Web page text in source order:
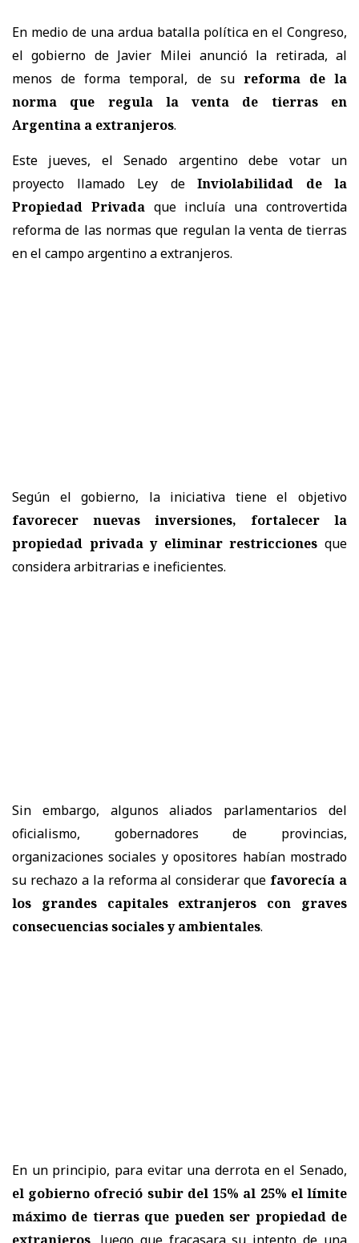
En medio de una ardua batalla política en el Congreso,
el gobierno de Javier Milei anunció la retirada, al
menos de forma temporal, de su reforma de la
norma que regula la venta de tierras en
Argentina a extranjeros.
Este jueves, el Senado argentino debe votar un
proyecto llamado Ley de Inviolabilidad de la
Propiedad Privadaque incluía una controvertida
reforma de las normas que regulan la venta de tierras
en el campo argentino a extranjeros.
Según el gobierno, la iniciativa tiene el objetivo
favorecer nuevas inversiones, fortalecer la
propiedad privada y eliminar restricciones que
considera arbitrarias e ineficientes.
Sin embargo, algunos aliados parlamentarios del
oficialismo, gobernadores de provincias,
organizaciones sociales y opositores habían mostrado
su rechazo a la reforma al considerar que favorecía a
los grandes capitales extranjeros con graves
consecuencias sociales y ambientales.
En un principio, para evitar una derrota en el Senado,
el gobierno ofreció subir del 15% al 25% el límite
máximo de tierras que pueden ser propiedad de